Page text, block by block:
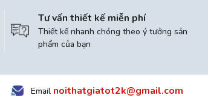
Tư vấn thiết kế miễn phí
Thiết kế nhanh chóng theo ý tưởng sản
phẩm của bạn
Email noithatgiatot2k@gmail.com